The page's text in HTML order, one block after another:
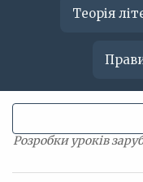
Теорія
Розробки уроків